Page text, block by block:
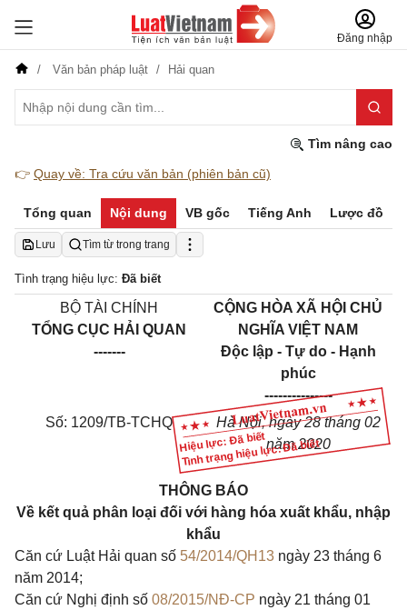
Đăng nhập
Văn bản pháp luật Hải quan
Tìm nâng cao
👉 Quay về: Tra cứu văn bản (phiên bản cũ)
Tổng quan Nội dung VB gốc Tiếng Anh Lược đồ
Lưu Tìm từ trong trang
Tình trạng hiệu lực: Đã biết
Hiệu lực: Đã biết
Tình trạng hiệu lực: Đã biết
BỘ TÀI CHÍNH
TỔNG CỤC HẢI QUAN
-------
CỘNG HÒA XÃ HỘI CHỦ
NGHĨA VIỆT NAM
Độc lập - Tự do - Hạnh
phúc
---------------
Số: 1209/TB-TCHQ Hà Nội, ngày28 tháng 02
năm 2020
THÔNG BÁO
Về kết quả phân loại đối với hàng hóa xuất khẩu, nhập
khẩu
Căn cứ Luật Hải quan số 54/2014/QH13 ngày 23 tháng 6
năm 2014;
Căn cứ Nghị định số 08/2015/NĐ-CP ngày 21 tháng 01